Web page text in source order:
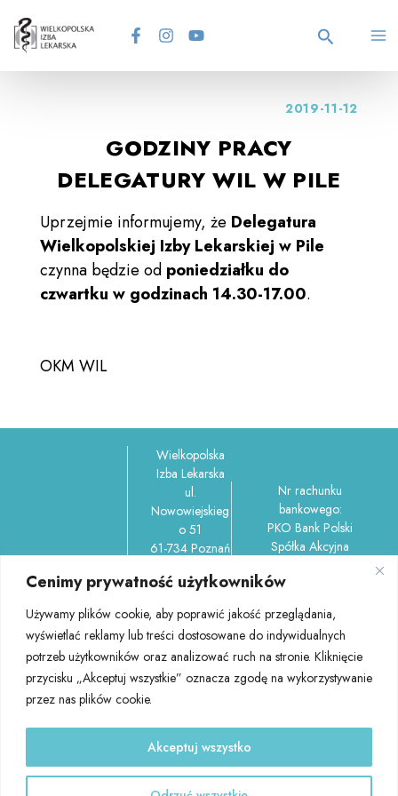
Cenimy prywatność użytkowników
Używamy plików cookie, aby poprawić jakość przeglądania,
wyświetlać reklamy lub treści dostosowane do indywidualnych
potrzeb użytkowników oraz analizować ruch na stronie. Kliknięcie
przycisku „Akceptuj wszystkie” oznacza zgodę na wykorzystywanie
przez nas plików cookie.
Akceptuj wszystko
content Search
2019-11-12
GODZINY PRACY
DELEGATURY WIL W PILE
Uprzejmie informujemy, że Delegatura
Wielkopolskiej Izby Lekarskiej w Pile
czynna będzie od poniedziałku do
czwartku w godzinach 14.30-17.00.
OKM WIL
Wielkopolska
Izba Lekarska
ul.
Nowowiejskieg
o 51
61-734 Poznań
006212737,
7781037302
tel.: 61 852
58 60
(centrala)
Nr rachunku
bankowego:
PKO Bank Polski
Spółka Akcyjna
156 61-757 Poznań
45 1020 4027
0000 1102 0404
3501
Polityka Prywatności